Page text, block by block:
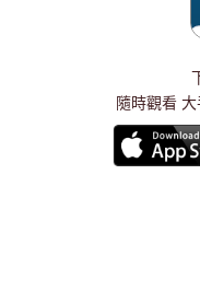
隨時觀看